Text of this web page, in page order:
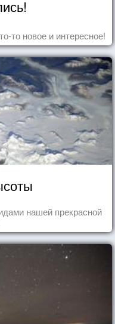
то новое и интересное!
нашей прекрасной